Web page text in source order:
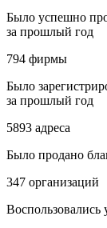
Было успешно
за прошлый год
794 фирмы
Было
за прошлый год
5893 адреса
Было продано
347 организаций
Воспользовались